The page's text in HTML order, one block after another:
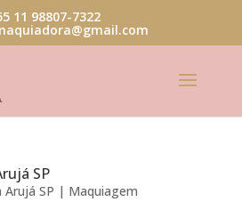
11 98807-7322
SP
Arujá SP | Maquiagem